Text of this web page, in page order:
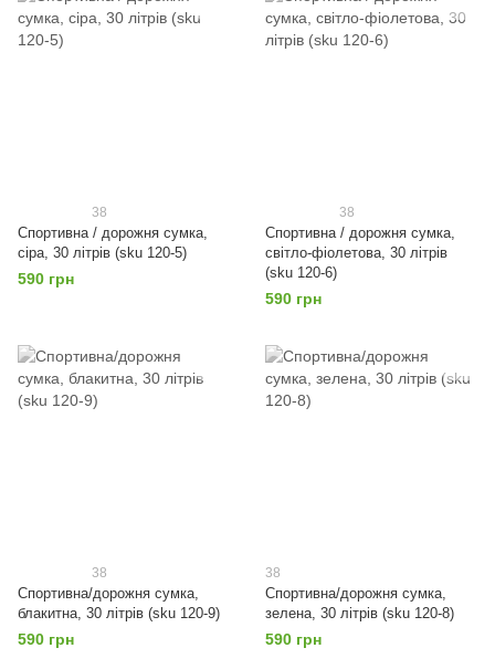
38
Спортивна / дорожня сумка,
сіра, 30 літрів (sku 120-5)
590 грн
38
Спортивна / дорожня сумка,
світло-фіолетова, 30 літрів
(sku 120-6)
590 грн
38
Спортивна/дорожня сумка,
блакитна, 30 літрів (sku 120-9)
590 грн
38
Спортивна/дорожня сумка,
зелена, 30 літрів (sku 120-8)
590 грн